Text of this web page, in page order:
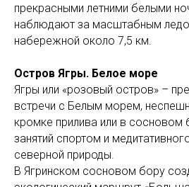
прекрасными летними белыми
наблюдают за масштабным
набережной около 7,5 км.
Остров Ягры. Белое море
Ягры или «розовый остров» –
встречи с Белым морем,
кромке прилива или в сосновом
занятий спортом и
северной природы.
В Ягринском сосновом бору